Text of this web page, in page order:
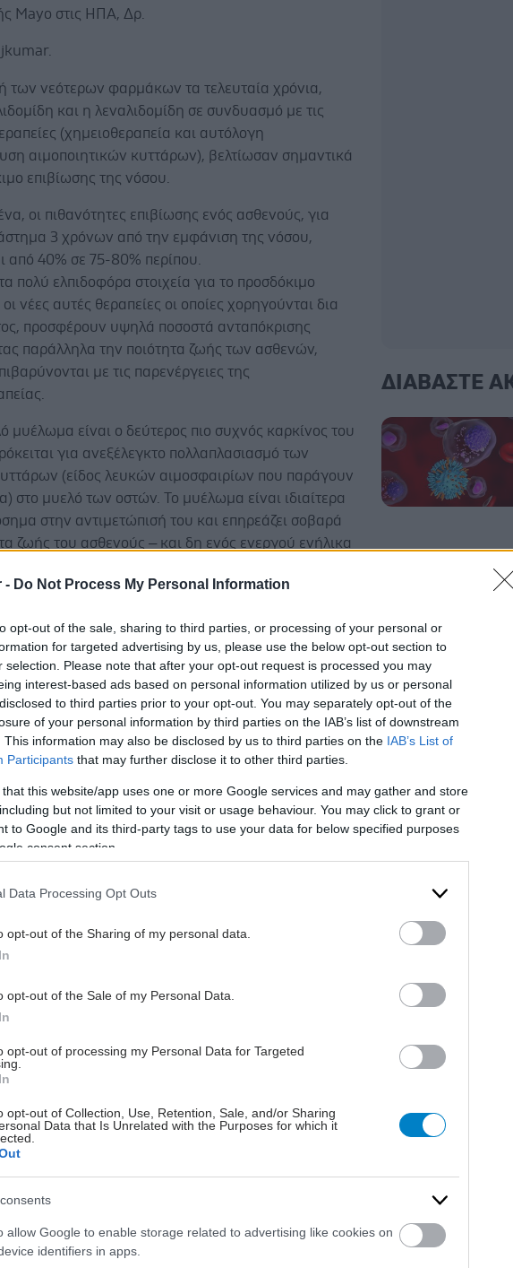
- Do Not Process My Personal Information
opt-out of the sale, sharing to third parties, or processing of your personal or
for targeted advertising by us, please use the below opt-out section to
selection. Please note that after your opt-out request is processed you may
interest-based ads based on personal information utilized by us or personal
to third parties prior to your opt-out. You may separately opt-out of the
of your personal information by third parties on the IAB’s list of downstream
This information may also be disclosed by us to third parties on the IAB’s List of
Participants that may further disclose it to other third parties.
that this website/app uses one or more Google services and may gather and store
but not limited to your visit or usage behaviour. You may click to grant or
to Google and its third-party tags to use your data for below specified purposes
consent section.
Data Processing Opt Outs
opt-out of the Sharing of my personal data.
opt-out of the Sale of my Personal Data.
opt-out of processing my Personal Data for Targeted
opt-out of Collection, Use, Retention, Sale, and/or Sharing
Data that Is Unrelated with the Purposes for which it
allow Google to enable storage related to advertising like cookies on
identifiers in apps.
Mayο στις ΗΠΑ, Δρ.
των νεότερων φαρμάκων τα τελευταία χρόνια,
και η λεναλιδομίδη σε συνδυασμό με τις
(χημειοθεραπεία και αυτόλογη
αιμοποιητικών κυττάρων), βελτίωσαν σημαντικά
επιβίωσης της νόσου.
οι πιθανότητες επιβίωσης ενός ασθενούς, για
3 χρόνων από την εμφάνιση της νόσου,
από 40% σε 75-80% περίπου.
πολύ ελπιδοφόρα στοιχεία για το προσδόκιμο
νέες αυτές θεραπείες οι οποίες χορηγούνται δια
προσφέρουν υψηλά ποσοστά ανταπόκρισης
παράλληλα την ποιότητα ζωής των ασθενών,
με τις παρενέργειες της
μυέλωμα είναι ο δεύτερος πιο συχνός καρκίνος του
για ανεξέλεγκτο πολλαπλασιασμό των
(είδος λευκών αιμοσφαιρίων που παράγουν
στο μυελό των οστών. Το μυέλωμα είναι ιδιαίτερα
στην αντιμετώπισή του και επηρεάζει σοβαρά
ζωής του ασθενούς – και δη ενός ενεργού ενήλικα
γενικότερη αδυναμία και αυξημένο κίνδυνο
το Παγκόσμιο Ίδρυμα Μυελώματος (International
IMF), υπολογίζεται ότι υπάρχουν 750.000
μυέλωμα παγκοσμίως. Στην Ευρώπη,
ενώ υπολογίζεται ότι 25.000 ασθενείς
από τη νόσο το 2007.
περίπου 4 νέες περιπτώσεις ανά
περίπου 400 ασθενείς.
ότι το πολλαπλό μυέλωμα έχει πράγματι πολύ κακή
είναι παρήγορο να γνωρίζουμε ότι η πρόγνωση αυτή
Rajkumar είναι ειδικευμένος στη θεραπεία του
μυελώματος, ενώ τα αποτελέσματα της
έρευνάς του έχουν δημοσιευθεί σε πλήθος
περιοδικών.
το iatronet.gr στο Discover
σήμερα
ΔΙΑΒΑΣΤΕ